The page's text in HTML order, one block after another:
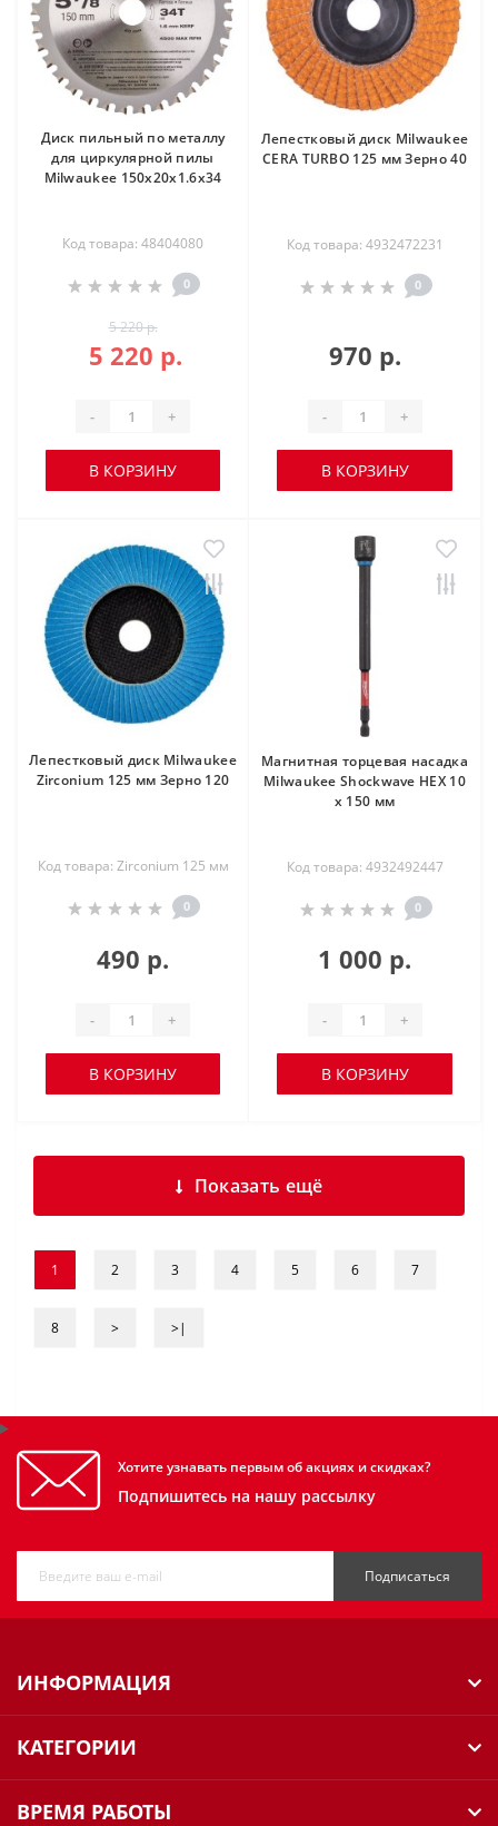
Диск пильный по металлу
для циркулярной пилы
Milwaukee 150x20x1.6x34
Код товара: 48404080
0
5 220 р.
5 220 р.
- +
В КОРЗИНУ
Лепестковый диск Milwaukee
CERA TURBO 125 мм Зерно 40
Код товара: 4932472231
0
970 р.
- +
В КОРЗИНУ
Лепестковый диск Milwaukee
Zirconium 125 мм Зерно 120
Код товара: Zirconium 125 мм
0
490 р.
- +
В КОРЗИНУ
Магнитная торцевая насадка
Milwaukee Shockwave HEX 10
x 150 мм
Код товара: 4932492447
0
1 000 р.
- +
В КОРЗИНУ
Показать ещё
1 2 3 4 5 6 7
8 > >|
Хотите узнавать первым об акциях и скидках?
Подпишитесь на нашу рассылку
Подписаться
ИНФОРМАЦИЯ
КАТЕГОРИИ
ВРЕМЯ РАБОТЫ